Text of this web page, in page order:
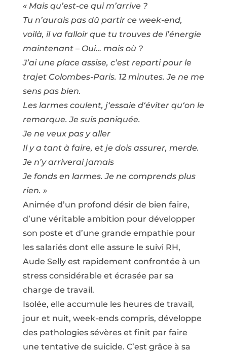
« Mais qu’est-ce qui m’arrive ?
Tu n’aurais pas dû partir ce week-end,
voilà, il va falloir que tu trouves de l’énergie
maintenant – Oui… mais où ?
J’ai une place assise, c’est reparti pour le
trajet Colombes-Paris. 12 minutes. Je ne me
sens pas bien.
Les larmes coulent, j‘essaie d‘éviter qu‘on le
remarque. Je suis paniquée.
Je ne veux pas y aller
Il y a tant à faire, et je dois assurer, merde.
Je n’y arriverai jamais
Je fonds en larmes. Je ne comprends plus
rien. »
Animée d’un profond désir de bien faire,
d’une véritable ambition pour développer
son poste et d’une grande empathie pour
les salariés dont elle assure le suivi RH,
Aude Selly est rapidement confrontée à un
stress considérable et écrasée par sa
charge de travail.
Isolée, elle accumule les heures de travail,
jour et nuit, week-ends compris, développe
des pathologies sévères et finit par faire
une tentative de suicide. C’est grâce à sa